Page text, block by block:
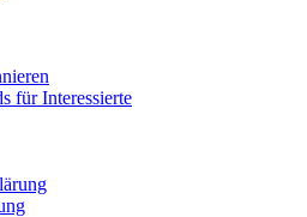
für Interessierte